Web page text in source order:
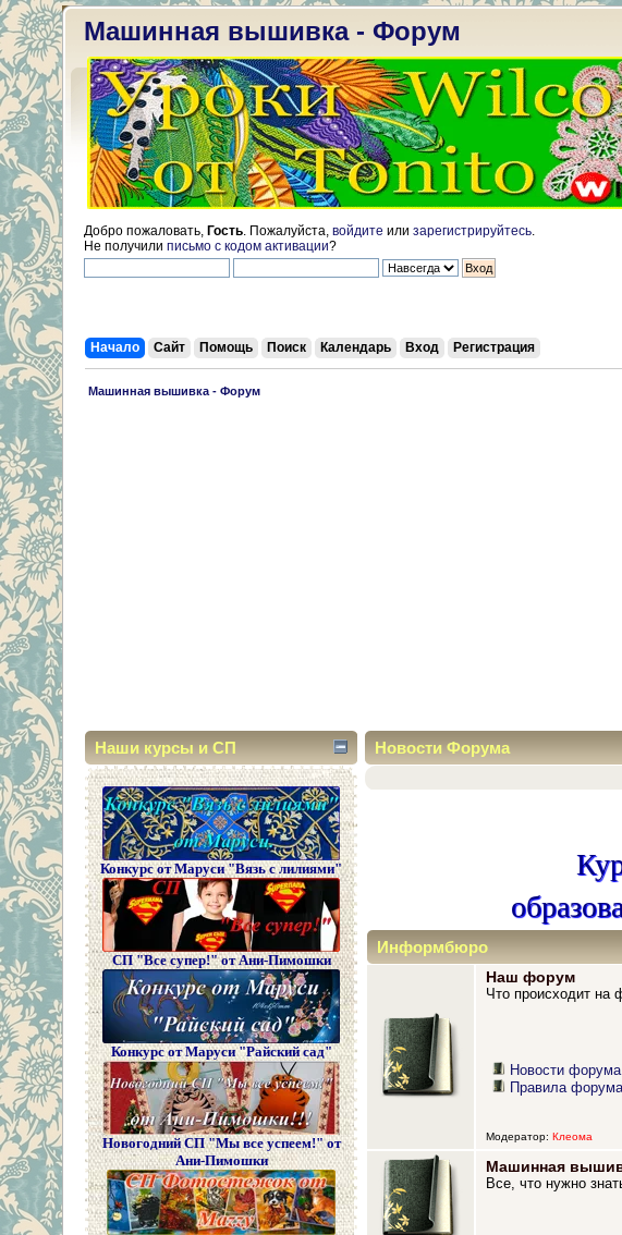
Машинная вышивка - Форум
Добро пожаловать, Гость . Пожалуйста, войдите или зарегистрируйтесь
Не получили письмо с кодом активации?
Начало Сайт Помощь Поиск Календарь Вход Регистрация
Машинная вышивка - Форум
Наши курсы и СП
Конкурс от Маруси "Вязь с лилиями"
СП "Все супер!" от Ани-Пимошки
Конкурс от Маруси "Райский сад"
Новогодний СП "Мы все успеем!" от
Ани-Пимошки
Новости Форума
Информбюро
Наш форум
Что происходит на
Новости форума
Правила
Модератор: Клеома
Машинная
Все, что нужно